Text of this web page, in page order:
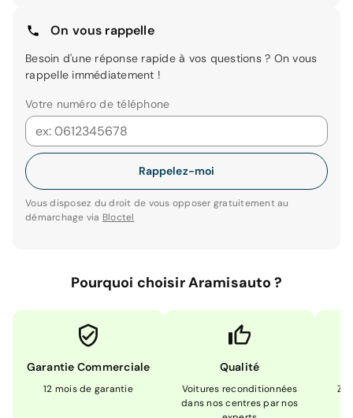
On vous rappelle
Besoin d'une réponse rapide à vos questions ? On vous
rappelle immédiatement !
Votre numéro de téléphone
Rappelez-moi
Vous disposez du droit de vous opposer gratuitement au
démarchage via Bloctel
Pourquoi choisir Aramisauto ?
Garantie Commerciale
12 mois de garantie
Qualité
Voitures reconditionnées
dans nos centres par nos